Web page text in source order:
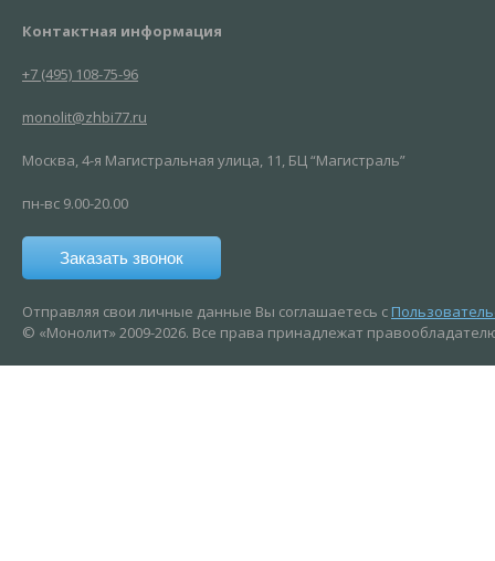
Контактная информация
+7 (495) 108-75-96
monolit@zhbi77.ru
Москва, 4-я Магистральная улица, 11, ​БЦ “Магистраль”
пн-вс 9.00-20.00
Заказать звонок
Отправляя свои личные данные Вы соглашаетесь с
© «Монолит» 2009-2026. Все права принадлежат